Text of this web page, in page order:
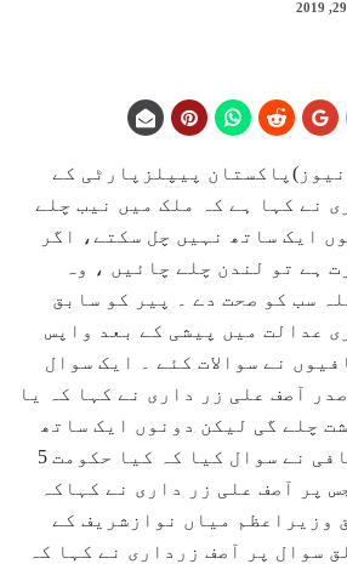
نیوز)پاکستان پیپلزپارٹی کے
نے کہا ہے کہ ملک میں نیب چلے
ایک ساتھ نہیں چل سکتے، اگر
ہے تو لندن چلے چائیں ، وہ
سب کو صحت دے ۔ پیر کو سابق
عدالت میں پیشی کے بعد واپس
نے سوالات کئے ۔ ایک سوال
آصف علی زر داری نے کہا کہ یا
چلے گی لیکن دونوں ایک ساتھ
نہیں چل سکتے ۔ صحافی نے سوال کیا کہ کیا حکومت 5
پر آصف علی زر داری نے کہاکہ
وزیراعظم میاں نوازشریف کے
سوال پر آصف زرداری نے کہا کہ